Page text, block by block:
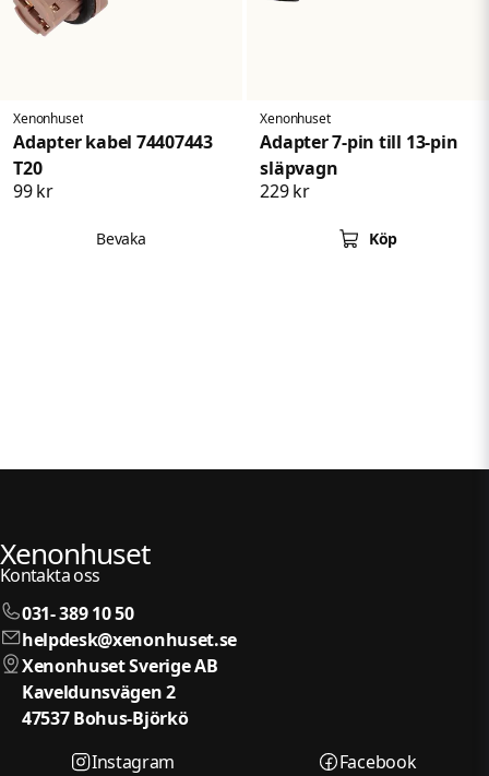
Xenonhuset
Adapter kabel 74407443
T20
99 kr
Bevaka
Xenonhuset
Adapter 7-pin till 13-pin
släpvagn
229 kr
Köp
Xenonhuset
Kontakta oss
031- 389 10 50
helpdesk@xenonhuset.se
Xenonhuset Sverige AB
Kaveldunsvägen 2
47537 Bohus-Björkö
Instagram
Facebook